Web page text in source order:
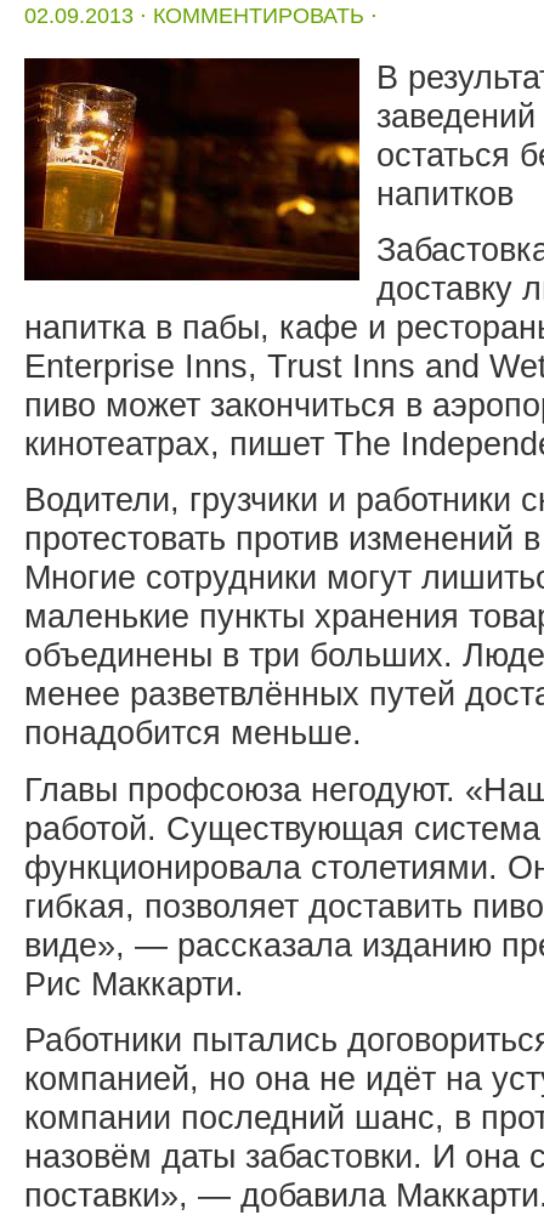
02.09.2013 ⋅ КОММЕНТИРОВАТЬ ⋅
В
остаться
напитков
доставку
напитка в пабы, кафе и
Enterprise Inns, Trust Inns and
пиво может закончиться в
кинотеатрах, пишет The
Водители, грузчики и работники
протестовать против изменений
Многие сотрудники могут
маленькие пункты хранения
объединены в три больших.
менее разветвлённых путей
понадобится меньше.
Главы профсоюза негодуют.
работой. Существующая система
функционировала столетиями.
гибкая, позволяет доставить
виде», — рассказала изданию
Рис Маккарти.
Работники пытались
компанией, но она не идёт на
компании последний шанс, в
назовём даты забастовки. И она
поставки», — добавила